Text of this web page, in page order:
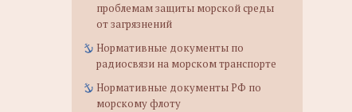
проблемам защиты морской среды
от загрязнений
Нормативные документы по
радиосвязи на морском транспорте
Нормативные документы РФ по
морскому флоту